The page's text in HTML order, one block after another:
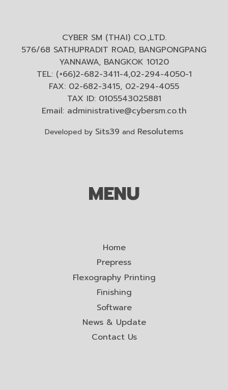
CYBER SM (THAI) CO.,LTD.
576/68 SATHUPRADIT ROAD, BANGPONGPANG
YANNAWA, BANGKOK 10120
TEL: (+66)2-682-3411-4,02-294-4050-1
FAX: 02-682-3415, 02-294-4055
TAX ID: 0105543025881
Email: administrative@cybersm.co.th
Developed by Sits39 and Resolutems
MENU
Home
Prepress
Flexography Printing
Finishing
Software
News & Update
Contact Us